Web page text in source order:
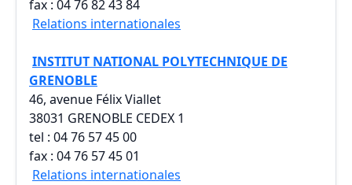
fax : 04 76 82 43 84
Relations internationales
INSTITUT NATIONAL POLYTECHNIQUE DE
GRENOBLE
46, avenue Félix Viallet
38031 GRENOBLE CEDEX 1
tel : 04 76 57 45 00
fax : 04 76 57 45 01
Relations internationales